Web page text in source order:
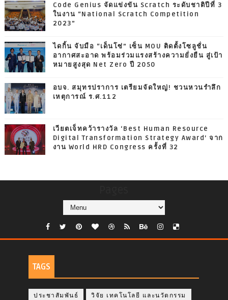
Code Genius จัดแข่งขัน Scratch ระดับชาติปีที่ 3
ในงาน “National Scratch Competition
2023”
ไดกิ้น จับมือ “เด็นโซ่” เซ็น MOU ติดตั้งโซลูชั่น
อากาศสะอาด พร้อมร่วมแรงสร้างความยั่งยืน สู่เป้า
หมายสูงสุด Net Zero ปี 2050
อบจ. สมุทรปราการ เตรียมจัดใหญ่! ชวนหวนรำลึก
เหตุการณ์ ร.ศ.112
เวียตเจ็ทคว้ารางวัล ‘Best Human Resource
Digital Transformation Strategy Award’ จาก
งาน World HRD Congress ครั้งที่ 32
TAGS
ประชาสัมพันธ์ วิจัย เทคโนโลยี และนวัตกรรม